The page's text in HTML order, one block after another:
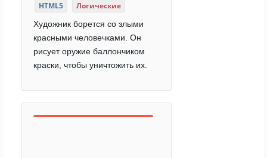
HTML5 Логические
Художник борется со злыми
красными человечками. Он
рисует оружие баллончиком
краски, чтобы уничтожить их.